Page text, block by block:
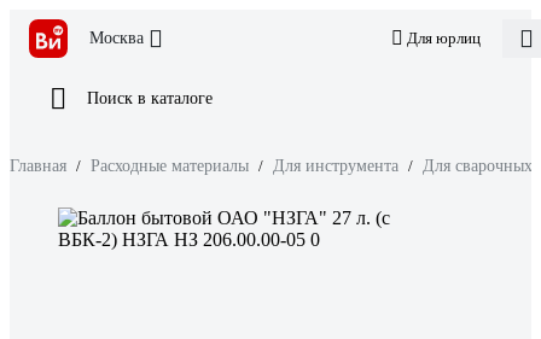
Москва Для юрлиц
Поиск в каталоге
Главная / Расходные материалы / Для инструмента / Для сварочных